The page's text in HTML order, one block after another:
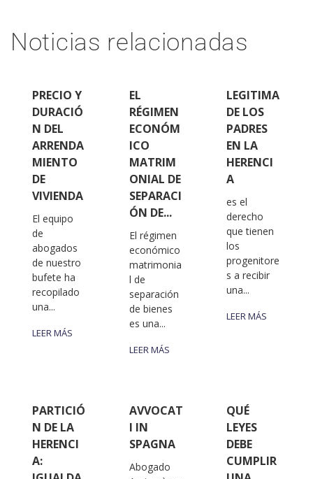
Noticias relacionadas
PRECIO Y
DURACIÓ
N DEL
ARRENDA
MIENTO
DE
VIVIENDA
El equipo
de
abogados
de nuestro
bufete ha
recopilado
una...
LEER MÁS
EL
RÉGIMEN
ECONÓM
ICO
MATRIM
ONIAL DE
SEPARACI
ÓN DE...
El régimen
económico
matrimonia
l de
separación
de bienes
es una...
LEER MÁS
LEGITIMA
DE LOS
PADRES
EN LA
HERENCI
A
es el
derecho
que tienen
los
progenitore
s a recibir
una...
LEER MÁS
PARTICIÓ
N DE LA
HERENCI
A:
AVVOCAT
I IN
SPAGNA
Abogado
QUÉ
LEYES
DEBE
CUMPLIR